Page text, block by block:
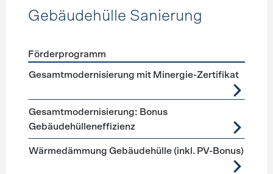
Gebäudehülle Sanierung
Förderprogramme Gebäudehülle Sanierung
Förderprogramm
Gesamtmodernisierung mit Minergie-Zertifikat
Gesamtmodernisierung: Bonus
Gebäudehülleneffizienz
Wärmedämmung Gebäudehülle (inkl. PV-Bonus)